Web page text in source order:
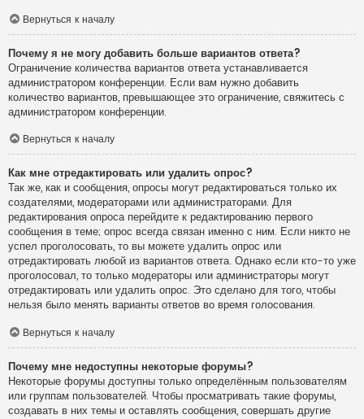
Вернуться к началу
Почему я не могу добавить больше вариантов ответа?
Ограничение количества вариантов ответа устанавливается
администратором конференции. Если вам нужно добавить
количество вариантов, превышающее это ограничение, свяжитесь с
администратором конференции.
Вернуться к началу
Как мне отредактировать или удалить опрос?
Так же, как и сообщения, опросы могут редактироваться только их
создателями, модераторами или администраторами. Для
редактирования опроса перейдите к редактированию первого
сообщения в теме; опрос всегда связан именно с ним. Если никто не
успел проголосовать, то вы можете удалить опрос или
отредактировать любой из вариантов ответа. Однако если кто-то уже
проголосовал, то только модераторы или администраторы могут
отредактировать или удалить опрос. Это сделано для того, чтобы
нельзя было менять варианты ответов во время голосования.
Вернуться к началу
Почему мне недоступны некоторые форумы?
Некоторые форумы доступны только определённым пользователям
или группам пользователей. Чтобы просматривать такие форумы,
создавать в них темы и оставлять сообщения, совершать другие